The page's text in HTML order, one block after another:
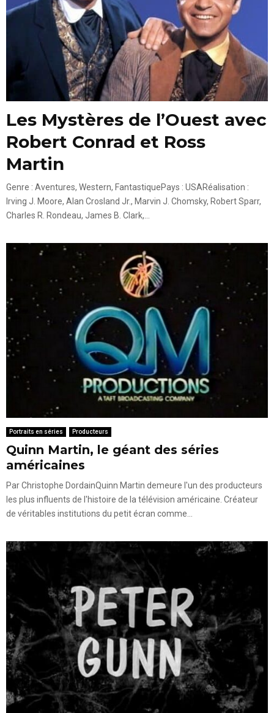
Les Mystères de l’Ouest avec
Robert Conrad et Ross
Martin
Genre : Aventures, Western, FantastiquePays : USARéalisation :
Irving J. Moore, Alan Crosland Jr., Marvin J. Chomsky, Robert Sparr,
Charles R. Rondeau, James B. Clark,...
Portraits en séries Producteurs
Quinn Martin, le géant des séries
américaines
Par Christophe DordainQuinn Martin demeure l'un des producteurs
les plus influents de l'histoire de la télévision américaine. Créateur
de véritables institutions du petit écran comme...